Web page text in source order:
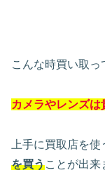
こんな時買い取っ
カメラやレンズは
上手に買取店を使
を買うことが出来